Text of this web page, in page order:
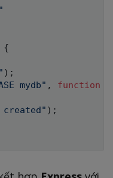
{
) ;
mydb" , function
created" ) ;